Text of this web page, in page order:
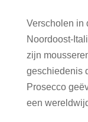
Verscholen in
Noordoost-
zijn
geschiedenis
Prosecco
een